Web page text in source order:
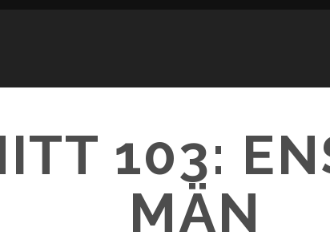
103:
MÄN